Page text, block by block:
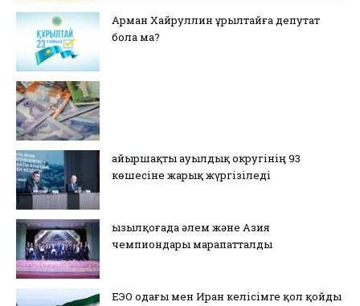
Арман Хайруллин Құрылтайға депутат
бола ма?
Қайыршақты ауылдық округінің 93
көшесіне жарық жүргізіледі
Қызылқоғада әлем және Азия
чемпиондары марапатталды
ЕЭО одағы мен Иран келісімге қол қойды